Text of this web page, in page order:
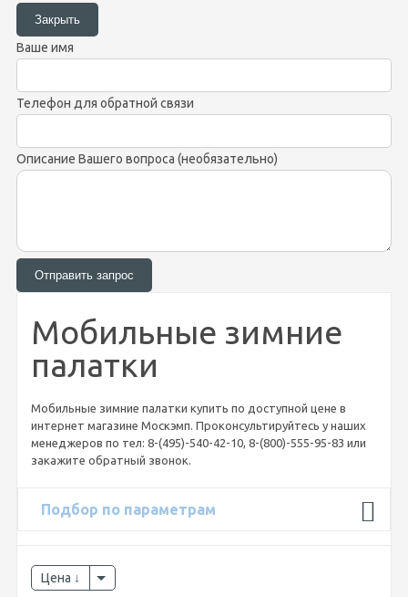
Ваше имя
Телефон для обратной связи
Описание Вашего вопроса (необязательно)
Мобильные зимние
палатки
Мобильные зимние палатки купить по доступной цене в
интернет магазине Москэмп. Проконсультируйтесь у наших
менеджеров по тел: 8-(495)-540-42-10, 8-(800)-555-95-83 или
закажите обратный звонок.
Подбор по параметрам
Цена